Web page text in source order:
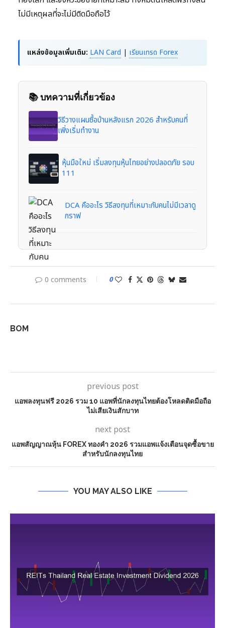
ไม่มีเหตุผลที่จะไม่มีติดมือถือไว้
แหล่งข้อมูลเพิ่มเติม: LAN Card | เรียนเทรด Forex
📚 บทความที่เกี่ยวข้อง
วิธีวางแผนซื้อบ้านหลังแรก 2026 สำหรับคนที่
เพิ่งเริ่มทำงาน
หุ้นมือใหม่ เริ่มลงทุนหุ้นไทยอย่างปลอดภัย รอบ
111
DCA คืออะไร วิธีลงทุนที่เหมาะกับคนไม่มีเวลาดู
กราฟ
0 comments 0
BOM
previous post
แอพลงทุนฟรี 2026 รวม 10 แอพที่นักลงทุนไทยต้องโหลดติดมือถือ
ไม่เสียเงินสักบาท
next post
แอพสัญญาณหุ้น FOREX ทองคำ 2026 รวมแอพแจ้งเตือนจุดซื้อขาย
สำหรับนักลงทุนไทย
YOU MAY ALSO LIKE